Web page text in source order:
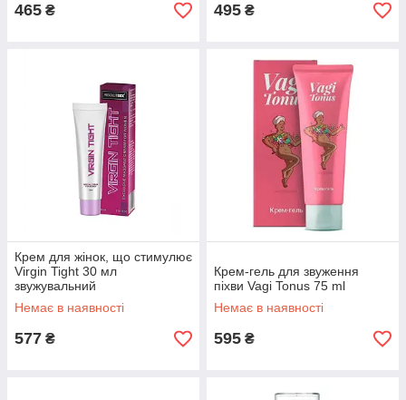
465 ₴ 495 ₴
Крем для жінок, що стимулює
Virgin Tight 30 мл
звужувальний
Немає в наявності
577 ₴
Крем-гель для звуження
піхви Vagi Tonus 75 ml
Немає в наявності
595 ₴